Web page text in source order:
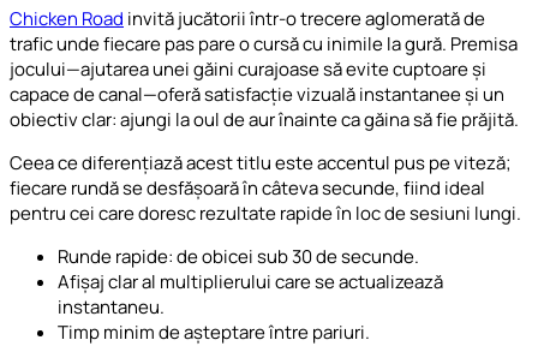
Chicken Road invită jucătorii într-o trecere aglomerată de
trafic unde fiecare pas pare o cursă cu inimile la gură. Premisa
jocului—ajutarea unei găini curajoase să evite cuptoare și
capace de canal—oferă satisfacție vizuală instantanee și un
obiectiv clar: ajungi la oul de aur înainte ca găina să fie prăjită.
Ceea ce diferențiază acest titlu este accentul pus pe viteză;
fiecare rundă se desfășoară în câteva secunde, fiind ideal
pentru cei care doresc rezultate rapide în loc de sesiuni lungi.
Runde rapide: de obicei sub 30 de secunde.
Afișaj clar al multiplierului care se actualizează
instantaneu.
Timp minim de așteptare între pariuri.